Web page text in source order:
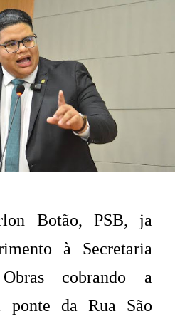
Botão, PSB, ja
à Secretaria
cobrando a
ponte da Rua São